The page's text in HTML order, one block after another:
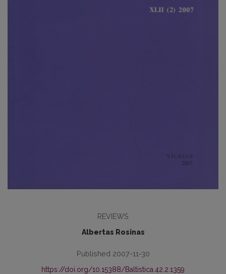
REVIEWS
Albertas Rosinas
Published 2007-11-30
https://doi.org/10.15388/Baltistica.42.2.1359